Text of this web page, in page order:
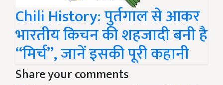
Chili History: पुर्तगाल से आकर
भारतीय किचन की शहजादी बनी है
“मिर्च”, जानें इसकी पूरी कहानी
Share your comments